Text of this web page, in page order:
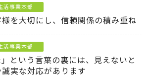
活事業本部
を大切にし、信頼関係の積み重ね
活事業本部
」という言葉の裏には、見えないと
実な対応があります